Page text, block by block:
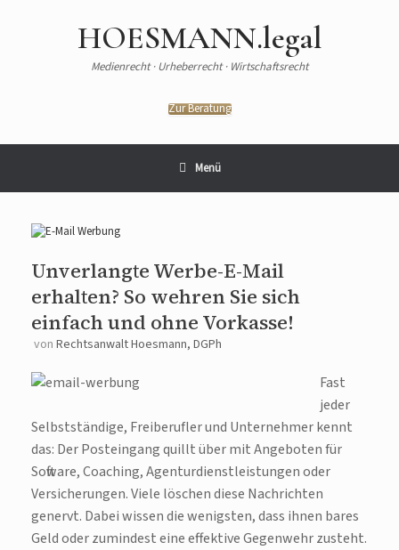
HOESMANN.legal
Medienrecht · Urheberrecht · Wirtschaftsrecht
Zur Beratung
Menü
Unverlangte Werbe-E-Mail
erhalten? So wehren Sie sich
einfach und ohne Vorkasse!
von Rechtsanwalt Hoesmann, DGPh
Fast
jeder
Selbstständige, Freiberufler und Unternehmer kennt
das: Der Posteingang quillt über mit Angeboten für
Software, Coaching, Agenturdienstleistungen oder
Versicherungen. Viele löschen diese Nachrichten
genervt. Dabei wissen die wenigsten, dass ihnen bares
Geld oder zumindest eine effektive Gegenwehr zusteht.